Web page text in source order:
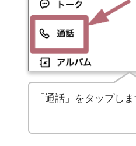
「通話」をタップしま